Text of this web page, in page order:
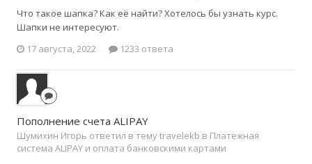
Что такое шапка? Как её найти? Хотелось бы узнать курс.
Шапки не интересуют.
17 августа, 2022
1233 ответа
Пополнение счета ALIPAY
Шумихин Игорь ответил в тему travelekb в Платежная
система ALIPAY и оплата банковскими картами